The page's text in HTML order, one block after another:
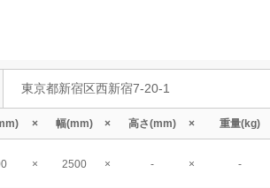
東京都新宿区西新宿7-20-1
幅(mm) 高さ(mm) 重量(kg)
2500 - -